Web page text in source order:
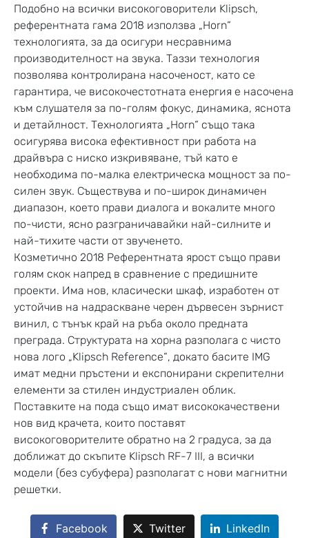
Подобно на всички високоговорители Klipsch,
референтната гама 2018 използва „Horn“
технологията, за да осигури несравнима
производителност на звука. Таззи технология
позволява контролирана насоченост, като се
гарантира, че високочестотната енергия е насочена
към слушателя за по-голям фокус, динамика, яснота
и детайлност. Технологията „Horn“ също така
осигурява висока ефективност при работа на
драйвъра с ниско изкривяване, тъй като е
необходима по-малка електрическа мощност за по-
силен звук. Съществува и по-широк динамичен
диапазон, което прави диалога и вокалите много
по-чисти, ясно разграничавайки най-силните и
най-тихите части от звученето.
Козметично 2018 Референтната ярост също прави
голям скок напред в сравнение с предишните
проекти. Има нов, класически шкаф, изработен от
устойчив на надраскване черен дървесен зърнист
винил, с тънък край на ръба около предната
преграда. Структурата на хорна разполага с чисто
нова лого „Klipsch Reference“, докато басите IMG
имат медни пръстени и експонирани скрепителни
елементи за стилен индустриален облик.
Поставките на пода също имат висококачествени
нов вид крачета, които поставят
високоговорителите обратно на 2 градуса, за да
доближат до скъпите Klipsch RF-7 III, а всички
модели (без субуфера) разполагат с нови магнитни
решетки.
Facebook Twitter LinkedIn